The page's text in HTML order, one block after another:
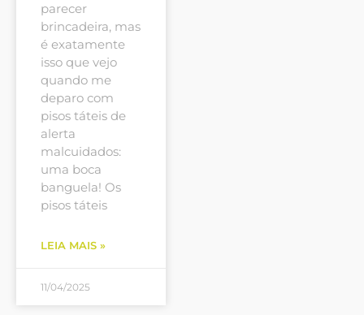
parecer
brincadeira, mas
é exatamente
isso que vejo
quando me
deparo com
pisos táteis de
alerta
malcuidados:
uma boca
banguela! Os
pisos táteis
LEIA MAIS »
11/04/2025